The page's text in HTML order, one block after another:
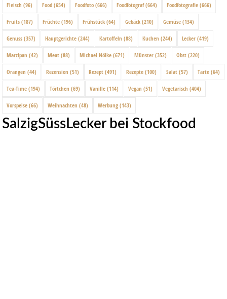
Fleisch (96) Food (654) Foodfoto (666) Foodfotograf(664) Foodfotografie (666)
Fruits (187) Früchte (196) Frühstück (64) Gebäck (210) Gemüse (134)
Genuss (357) Hauptgerichte (244) Kartoffeln (88) Kuchen (244) Lecker (419)
Marzipan (42) Meat (88) Michael Nölke (671) Münster (352) Obst (220)
Orangen (44) Rezension (51) Rezept (491) Rezepte (100) Salat (57) Tarte (64)
Tea-Time (194) Törtchen (69) Vanille (114) Vegan (51) Vegetarisch (404)
Vorspeise (66) Weihnachten (48) Werbung (143)
SalzigSüssLecker bei Stockfood